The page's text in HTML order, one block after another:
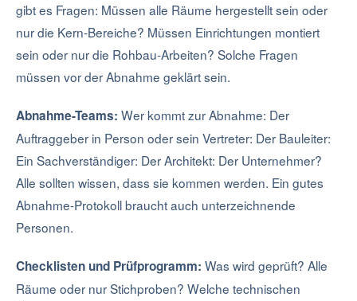
gibt es Fragen: Müssen alle Räume hergestellt sein oder
nur die Kern-Bereiche? Müssen Einrichtungen montiert
sein oder nur die Rohbau-Arbeiten? Solche Fragen
müssen vor der Abnahme geklärt sein.
Abnahme-Teams: Wer kommt zur Abnahme: Der
Auftraggeber in Person oder sein Vertreter: Der Bauleiter:
Ein Sachverständiger: Der Architekt: Der Unternehmer?
Alle sollten wissen, dass sie kommen werden. Ein gutes
Abnahme-Protokoll braucht auch unterzeichnende
Personen.
Checklisten und Prüfprogramm: Was wird geprüft? Alle
Räume oder nur Stichproben? Welche technischen